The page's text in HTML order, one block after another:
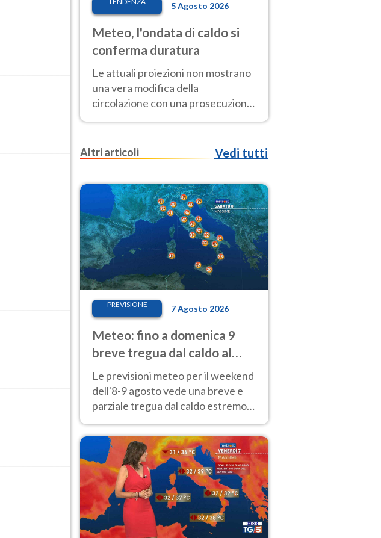
5 Agosto 2026
Meteo, l'ondata di caldo si
conferma duratura
Le attuali proiezioni non mostrano
una vera modifica della
circolazione con una prosecuzione
del caldo fuori scala per molti
Ferragosto
Altri articoli Vedi tutti
PREVISIONE 7 Agosto 2026
Meteo: fino a domenica 9
breve tregua dal caldo al
Nord! Altrove calura e afa
Le previsioni meteo per il weekend
dell'8-9 agosto vede una breve e
parziale tregua dal caldo estremo
40 gradi.